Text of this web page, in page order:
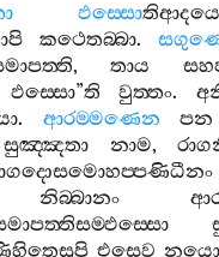
ඵස‍්සො
කථෙතබ‍්බා.
, තාය
ඵස‍්සො”ති වුත‍්තං.
. ආරම‍්මණෙන පන
සුඤ‍්ඤතා නාම,
නිබ‍්බානං
එසෙව නයො